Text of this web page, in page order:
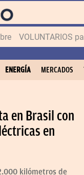
VOLUNTARIOS
ENERGÍA MERCADOS
en Brasil con
en
kilómetros de